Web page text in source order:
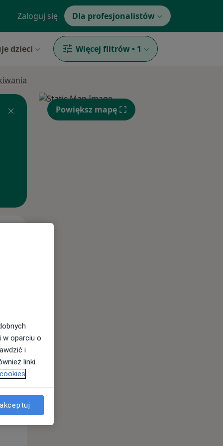
Zaloguj się Dla profesjonalistów
dzieci Więcej filtrów • 1
12 Sie
Powiększ mapę
w oparciu o
i
linki